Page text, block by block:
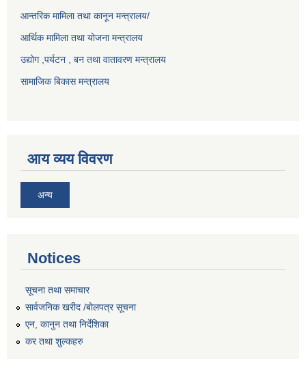
आन्तरिक मामिला तथा कानून मन्त्रालय/
आर्थिक मामिला तथा योजना मन्त्रालय
उद्योग ,पर्यटन , बन तथा वातावरण मन्त्रालय
सामाजिक बिकास मन्त्रालय
आय व्यय विवरण
अन्य
Notices
सूचना तथा समाचार
सार्वजनिक खरीद /बोलपत्र सूचना
एन, कानुन तथा निर्देशिका
कर तथा शुल्कहरु